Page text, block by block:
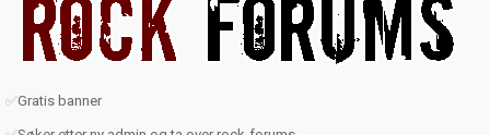
✅Gratis banner